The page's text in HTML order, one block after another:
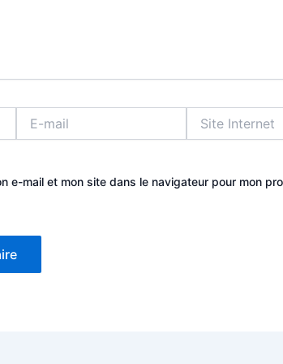
mail
Internet
e-mail et mon site dans le navigateur pour mon